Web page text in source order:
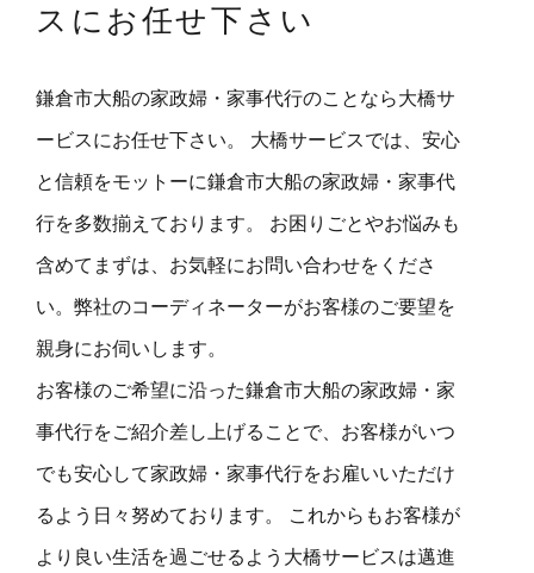
スにお任せ下さい
鎌倉市大船の家政婦・家事代行のことなら大橋サ
ービスにお任せ下さい。 大橋サービスでは、安心
と信頼をモットーに鎌倉市大船の家政婦・家事代
行を多数揃えております。 お困りごとやお悩みも
含めてまずは、お気軽にお問い合わせをくださ
い。弊社のコーディネーターがお客様のご要望を
親身にお伺いします。
お客様のご希望に沿った鎌倉市大船の家政婦・家
事代行をご紹介差し上げることで、お客様がいつ
でも安心して家政婦・家事代行をお雇いいただけ
るよう日々努めております。 これからもお客様が
より良い生活を過ごせるよう大橋サービスは邁進